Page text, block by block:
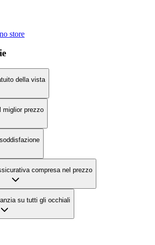
store
della vista
miglior prezzo
compresa nel prezzo
su tutti gli occhiali